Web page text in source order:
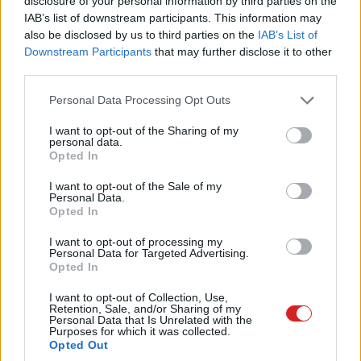
IAB’s list of downstream participants. This information may
also be disclosed by us to third parties on the IAB’s List of
Downstream Participants that may further disclose it to other
Please note that this website/app uses one or more Google
not limited to your visit or usage behaviour. You may click to
grant or deny consent to Google and its third-party tags to
use your data for below specified purposes in below Google
consent section.
Personal Data Processing Opt Outs
I want to opt-out of the Sharing of my
personal data.
Opted In
I want to opt-out of the Sale of my
Personal Data.
Opted In
I want to opt-out of processing my
Personal Data for Targeted Advertising.
Opted In
I want to opt-out of Collection, Use,
Retention, Sale, and/or Sharing of my
Personal Data that Is Unrelated with the
Purposes for which it was collected.
Opted Out
4 és egy 8 km-es egészségügyi tanösvény nyílt
Balatonalmádiban.
#lime hd tv
#rustore #alkalmazás
A Google bedobta a törölközőt:
Kedvencekhez